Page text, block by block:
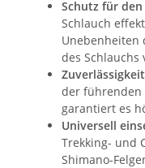
Schutz für den
Schlauch
Unebenheiten
des Schlauchs
der führenden
garantiert es
Universell
Trekking- und
Shimano-